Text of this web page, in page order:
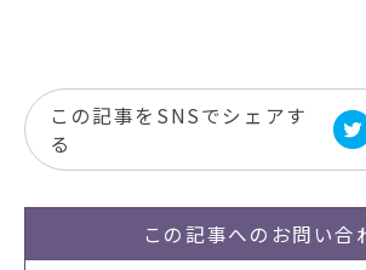
この記事をSNSでシェアす
る
この記事への お問い合